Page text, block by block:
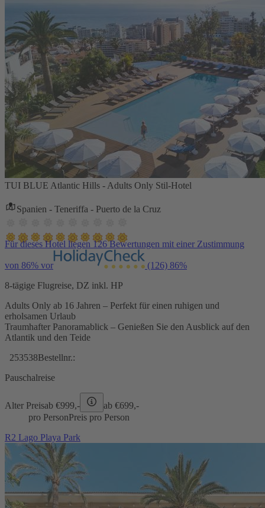
TUI BLUE Atlantic Hills - Adults Only Stil-Hotel
Spanien - Teneriffa - Puerto de la Cruz
Für dieses Hotel liegen 126 Bewertungen mit einer Zustimmung
von 86% vor (126) 86%
8-tägige Flugreise, DZ inkl. HP
Adults Only ab 16 Jahren – Perfekt für einen ruhigen und
erholsamen Urlaub
Traumhafter Panoramablick – Genießen Sie den Ausblick auf den
Atlantik und den Teide
253538Bestellnr.:
Pauschalreise
Alter Preisab €999,- ab €699,-
pro PersonPreis pro Person
R2 Lago Playa Park